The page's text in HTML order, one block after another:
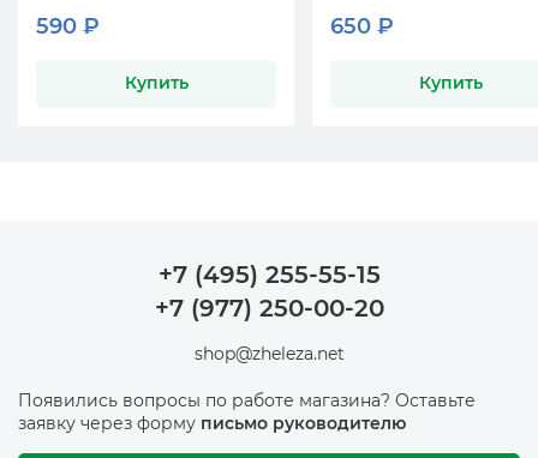
590 ₽
Купить
650 ₽
Купить
+7 (495) 255-55-15
+7 (977) 250-00-20
shop@zheleza.net
Появились вопросы по работе магазина? Оставьте
заявку через форму письмо руководителю